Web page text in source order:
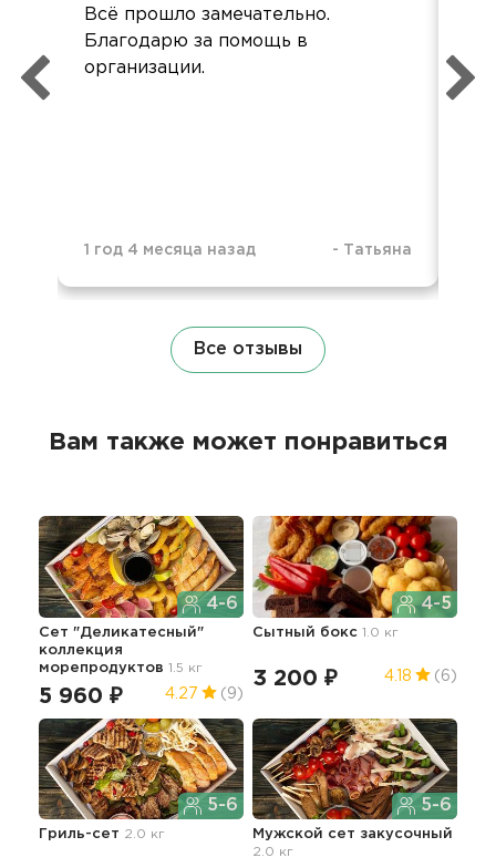
Всё прошло замечательно.
Благодарю за помощь в
организации.
1 год 4 месяца назад - Татьяна
Все отзывы
Вам также может понравиться
4-6
Сет "Деликатесный"
коллекция
морепродуктов 1.5 кг
5 960 ₽ 4.27 (9)
4-5
Сытный бокс 1.0 кг
3 200 ₽ 4.18 (6)
5-6
Гриль-сет 2.0 кг
5-6
Мужской сет закусочный
2.0 кг